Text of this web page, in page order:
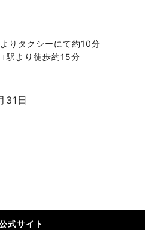
りタクシーにて約10分
駅より徒歩約15分
31日
式サイト